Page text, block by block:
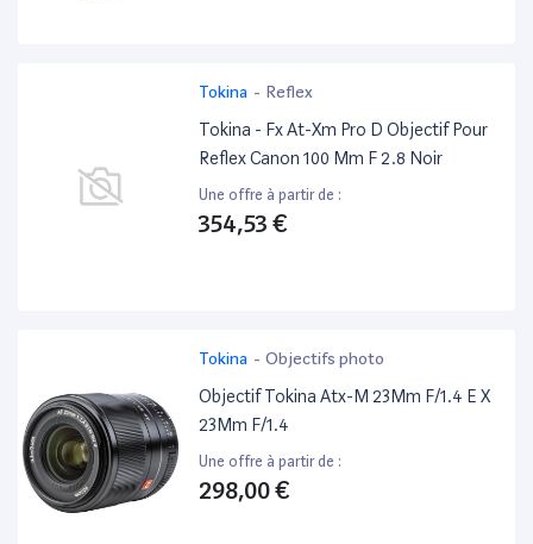
Tokina - Reflex
Tokina - Fx At-Xm Pro D Objectif Pour
Reflex Canon 100 Mm F 2.8 Noir
Une offre à partir de :
354,53 €
Tokina - Objectifs photo
Objectif Tokina Atx-M 23Mm F/1.4 E X
23Mm F/1.4
Une offre à partir de :
298,00 €